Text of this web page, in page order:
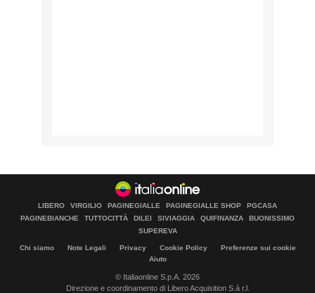
LIBERO VIRGILIO PAGINEGIALLE PAGINEGIALLE SHOP
PGCASA
PAGINEBIANCHE
TUTTOCITTÀ DILEI SIVIAGGIA QUIFINANZA
BUONISSIMO
SUPEREVA
Chi siamo Note Legali Privacy Cookie Policy
Preferenze sui cookie
Aiuto
© Italiaonline S.p.A. 2026
Direzione e coordinamento di Libero Acquisition S.á r.l.